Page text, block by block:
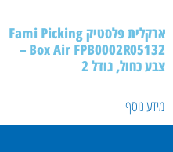
ארקלית פלסטיק Fami Picking
Box Air FPB0002R05132 –
צבע כחול, גודל 2
מידע נוסף